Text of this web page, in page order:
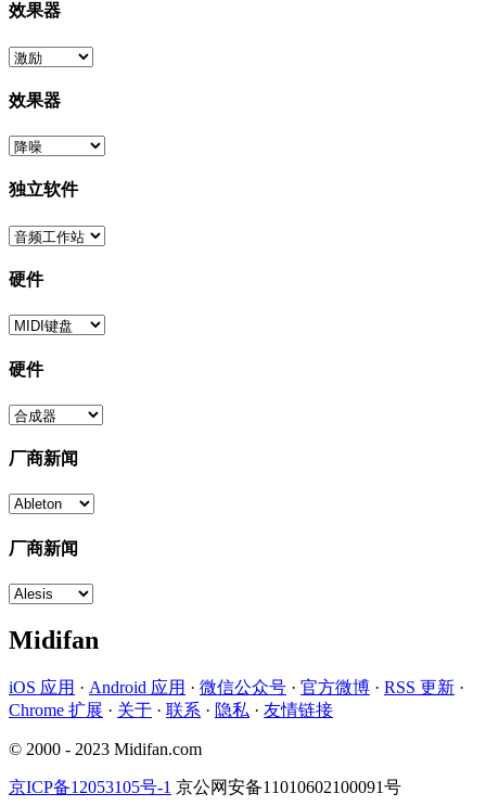
效果器
效果器
独立软件
硬件
硬件
厂商新闻
厂商新闻
Midifan
iOS 应用 · Android 应用 · 微信公众号 · 官方微博 · RSS 更新 ·
Chrome 扩展 · 关于 · 联系 · 隐私 · 友情链接
© 2000 - 2023 Midifan.com
京ICP备12053105号-1 京公网安备11010602100091号